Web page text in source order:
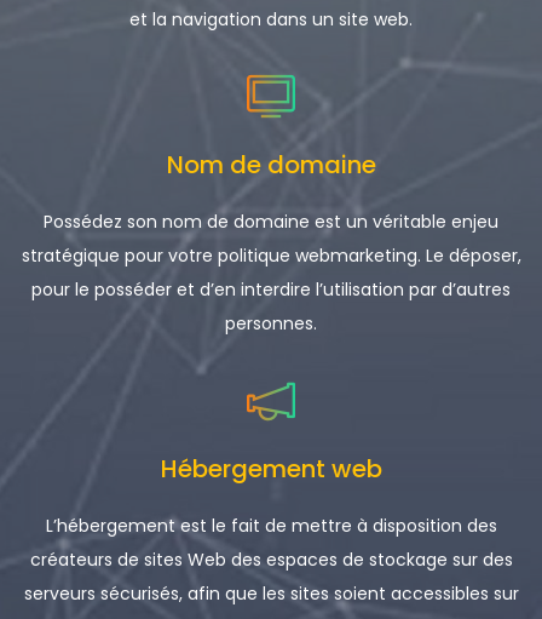
et la navigation dans un site web.
Nom de domaine
Possédez son nom de domaine est un véritable enjeu
stratégique pour votre politique webmarketing. Le déposer,
pour le posséder et d’en interdire l’utilisation par d’autres
personnes.
Hébergement web
L’hébergement est le fait de mettre à disposition des
créateurs de sites Web des espaces de stockage sur des
serveurs sécurisés, afin que les sites soient accessibles sur